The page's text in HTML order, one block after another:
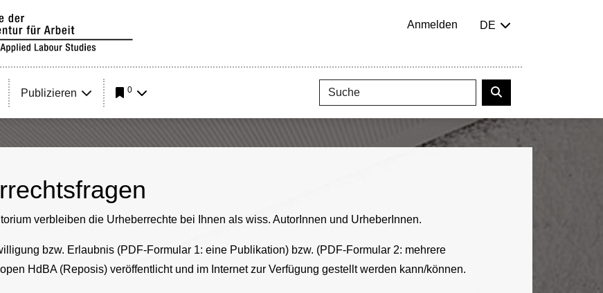
Anmelden DE
Publizieren 0
verbleiben die Urheberrechte bei Ihnen als wiss. AutorInnen und UrheberInnen.
bzw. Erlaubnis (PDF-Formular 1: eine Publikation) bzw. (PDF-Formular 2: mehrere
HdBA (Reposis) veröffentlicht und im Internet zur Verfügung gestellt werden kann/können.